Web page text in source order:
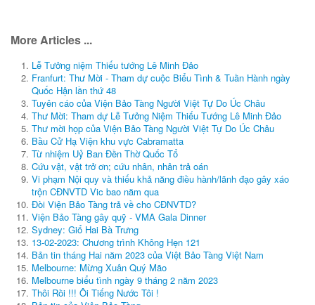
More Articles ...
Lễ Tưởng niệm Thiếu tướng Lê Minh Đảo
Franfurt: Thư Mời - Tham dự cuộc Biểu Tình & Tuần Hành ngày
Quốc Hận lần thứ 48
Tuyên cáo của Viện Bảo Tàng Người Việt Tự Do Úc Châu
Thư Mời: Tham dự Lễ Tưởng Niệm Thiếu Tướng Lê Minh Đảo
Thư mời họp của Viện Bảo Tàng Người Việt Tự Do Úc Châu
Bầu Cử Hạ Viện khu vực Cabramatta
Từ nhiệm Uỷ Ban Đền Thờ Quốc Tổ
Cứu vật, vật trở ơn; cứu nhân, nhân trả oán
Vi phạm Nội quy và thiếu khả năng điều hành/lãnh đạo gây xáo
trộn CĐNVTD Vic bao năm qua
Đòi Viện Bảo Tàng trả về cho CĐNVTD?
Viện Bảo Tàng gây quỹ - VMA Gala Dinner
Sydney: Giổ Hai Bà Trưng
13-02-2023: Chương trình Không Hẹn 121
Bản tin tháng Hai năm 2023 của Việt Bảo Tàng Việt Nam
Melbourne: Mừng Xuân Quý Mão
Melbourne biểu tình ngày 9 tháng 2 năm 2023
Thôi Rồi !!! Ôi Tiếng Nước Tôi !